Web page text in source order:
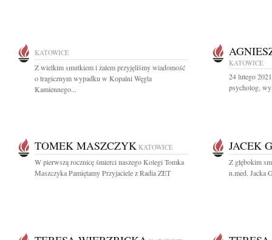
KATOWICE
Z wielkim smutkiem i żalem przyjęliśmy wiadomość
o tragicznym wypadku w Kopalni Węgla
Kamiennego...
KATOWICE
24 lutego
psycholog,
TOMEK MASZCZYK KATOWICE
W pierwszą rocznicę śmierci naszego Kolegi Tomka
Maszczyka Pamiętamy Przyjaciele z Radia ZET
JACEK
Z głębokim
n.med. Jacka